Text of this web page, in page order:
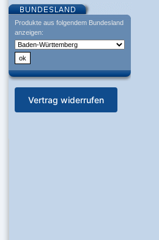
Produkte aus folgendem Bundesland
anzeigen:
Vertrag widerrufen